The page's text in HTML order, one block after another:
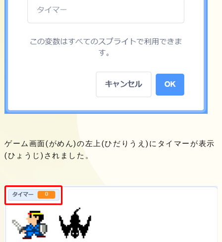
ゲーム画面(がめん)の左上(ひだりうえ)にタイマーが表示
(ひょうじ)されました。